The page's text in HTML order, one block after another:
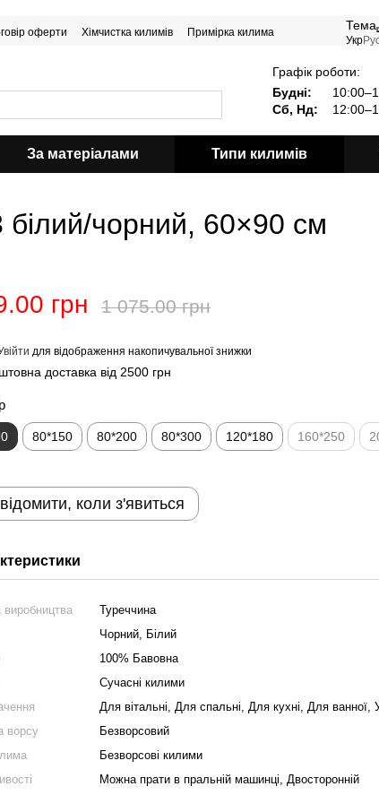
оферти Хімчистка килимів Примірка килима Тема
Укр
Графік роботи:
Будні:
Сб, Нд:
За матеріалами Типи килимів
чорний, 60×90 см
грн 1 075.00 грн
для відображення накопичувальної знижки
доставка від 2500 грн
80*150 80*200 80*300 120*180 160*250
коли з'явиться
виробництва
Туреччина
Чорний, Білий
100% Бавовна
Сучасні килими
Для вітальні, Для спальні, Для кухні, Для ванної,
ворсу
Безворсовий
Безворсові килими
Можна прати в пральній машинці, Двосторонній